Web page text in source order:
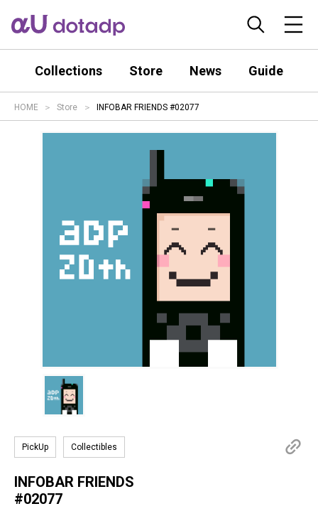
Collections Store News Guide
HOME Store INFOBAR FRIENDS #02077
PickUp Collectibles
INFOBAR FRIENDS
#02077